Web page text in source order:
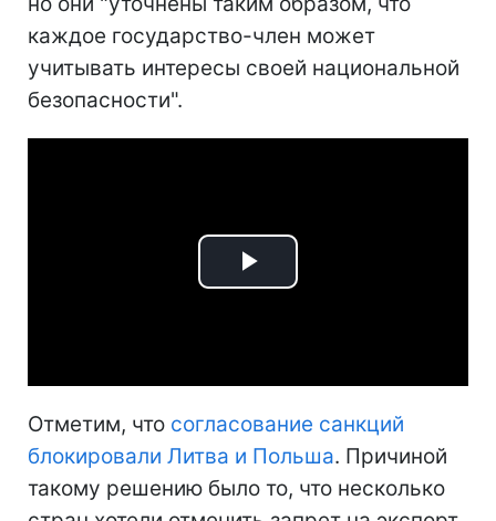
каждое государство-член может
учитывать интересы своей национальной
безопасности".
Play
Отметим, что согласование санкций
блокировали Литва и Польша. Причиной
такому решению было то, что несколько